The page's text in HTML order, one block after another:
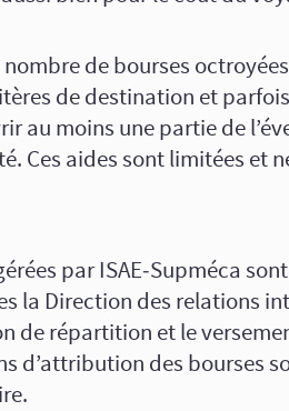
de bourses
de destination et
au moins une partie de
Ces aides sont limitées et
par ISAE‑Supméca
la Direction des relations
de répartition et le
d’attribution des bourses